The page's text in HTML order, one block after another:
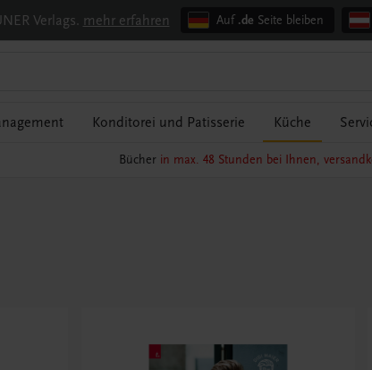
Verlags. mehr erfahren Auf .de Seite bleiben
Konditorei und Patisserie Küche
Bücher in max. 48 Stunden bei Ihnen,